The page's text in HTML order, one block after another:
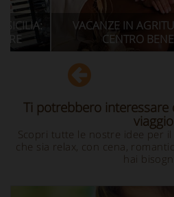
IN AGRITURISMO CON
CENTRO BENESSERE
Ti potrebbero
viaggio
Scopri tutte le nostre idee per
che sia relax, con cena,
hai